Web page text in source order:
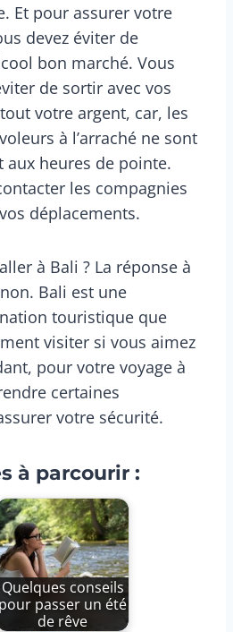
Et pour assurer votre
devez éviter de
bon marché. Vous
de sortir avec vos
votre argent, car, les
à l’arraché ne sont
heures de pointe.
les compagnies
déplacements.
à Bali ? La réponse à
Bali est une
touristique que
visiter si vous aimez
pour votre voyage à
certaines
votre sécurité.
à parcourir :
Quelques conseils
pour passer un été
de rêve